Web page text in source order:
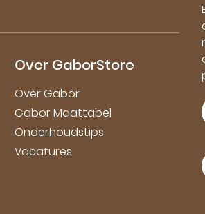
Over GaborStore
Over Gabor
Gabor Maattabel
Onderhoudstips
Vacatures